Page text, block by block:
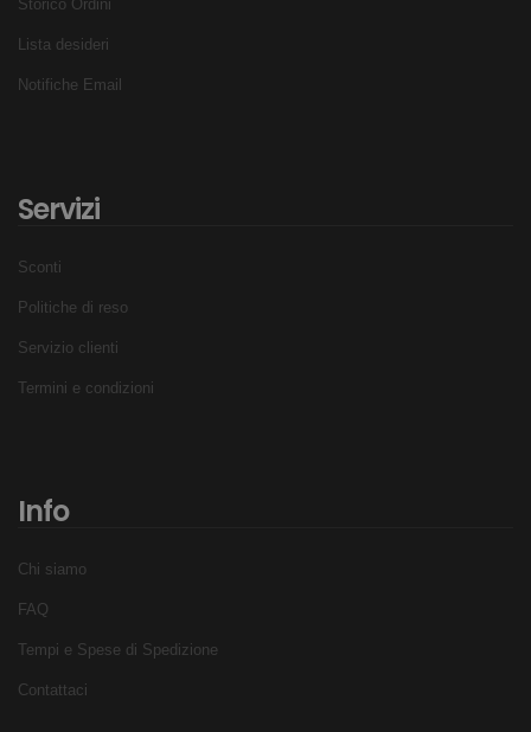
Allena potenza e velocità delle tue partenze
Sistema manuale, più affidabile dell'automatico
FINA FR 2.10-compliant for competition.
Storico Ordini
Lista desideri
Notifiche Email
Servizi
Sconti
Politiche di reso
Servizio clienti
Termini e condizioni
Info
Chi siamo
FAQ
Tempi e Spese di Spedizione
Contattaci